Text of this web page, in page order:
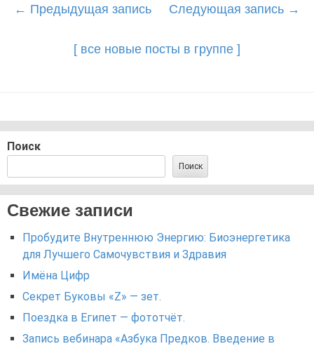
Post
← Предыдущая запись Следующая запись →
[ все новые посты в группе ]
Поиск
Поиск
Свежие записи
Пробудите Внутреннюю Энергию: Биоэнергетика
для Лучшего Самочувствия и Здравия
Имёна Цифр
Секрет Буковы «Z» — зет.
Поездка в Египет — фототчёт.
Запись вебинара «Азбука Предков. Введение в